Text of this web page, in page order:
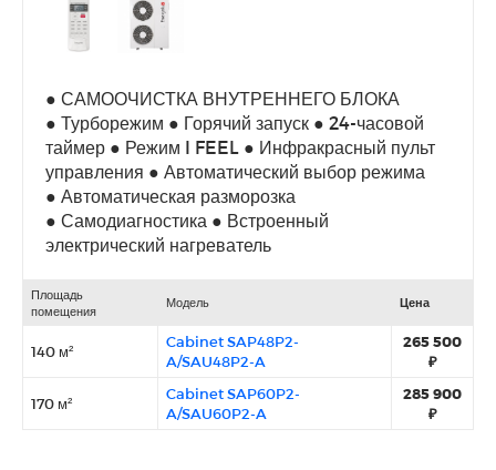
● САМООЧИСТКА ВНУТРЕННЕГО БЛОКА
● Турборежим ● Горячий запуск ● 24-часовой
таймер ● Режим I FEEL ● Инфракрасный пульт
управления ● Автоматический выбор режима
● Автоматическая разморозка
● Самодиагностика ● Встроенный
электрический нагреватель
Площадь
помещения
Модель Цена
140 м²
Cabinet SAP48P2-
A/SAU48P2-A
265 500
₽
170 м²
Cabinet SAP60P2-
A/SAU60P2-A
285 900
₽